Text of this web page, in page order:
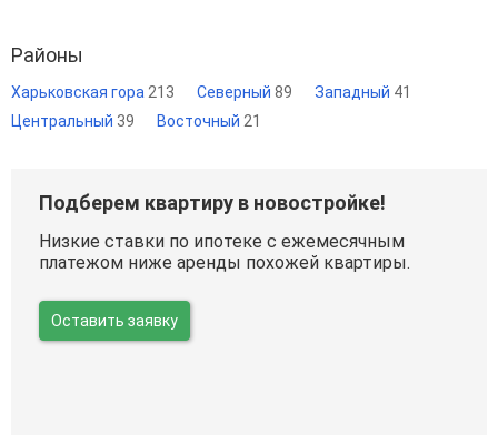
Районы
Харьковская гора 213 Северный 89 Западный 41
Центральный 39 Восточный 21
Подберем квартиру в новостройке!
Низкие ставки по ипотеке с ежемесячным
платежом ниже аренды похожей квартиры.
Оставить заявку